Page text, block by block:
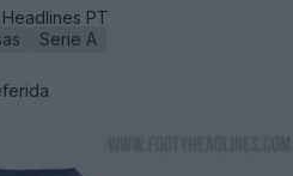
PT
Serie A